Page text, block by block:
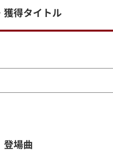
獲得タイトル
登場曲